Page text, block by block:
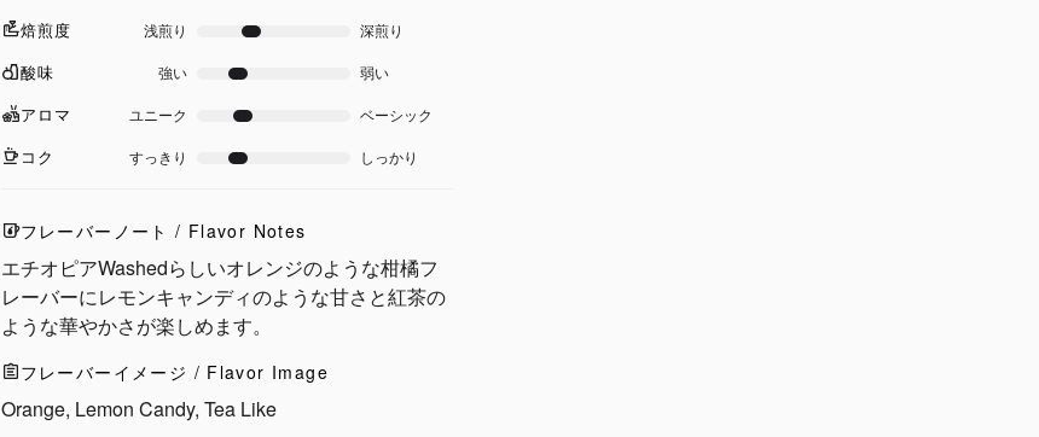
焙煎度 浅煎り 深煎り
酸味 強い 弱い
アロマ ユニーク ベーシック
コク すっきり しっかり
フレーバーノート / Flavor Notes
エチオピアWashedらしいオレンジのような柑橘フ
レーバーにレモンキャンディのような甘さと紅茶の
ような華やかさが楽しめます。
フレーバーイメージ / Flavor Image
Orange, Lemon Candy, Tea Like